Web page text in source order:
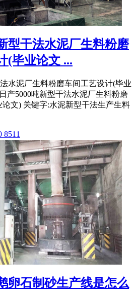
型干法水泥厂生料粉磨
(毕业论文 ...
水泥厂生料粉磨车间工艺设计(毕业
产5000吨新型干法水泥厂生料粉磨
文) 关键字:水泥新型干法生产生料
8511
卵石制砂生产线是怎么